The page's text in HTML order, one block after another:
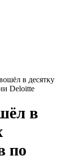
в десятку
Deloitte
в
по